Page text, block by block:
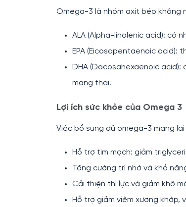
Omega-3 là nhóm axit béo không
ALA (Alpha-linolenic acid): có
EPA (Eicosapentaenoic acid):
DHA (Docosahexaenoic
mang thai.
Lợi ích sức khỏe của Omega 3
Việc bổ sung đủ omega-3 mang
Hỗ trợ tim mạch: giảm
Tăng cường trí nhớ và khả
Cải thiện thị lực và giảm khô
Hỗ trợ giảm viêm xương khớp,